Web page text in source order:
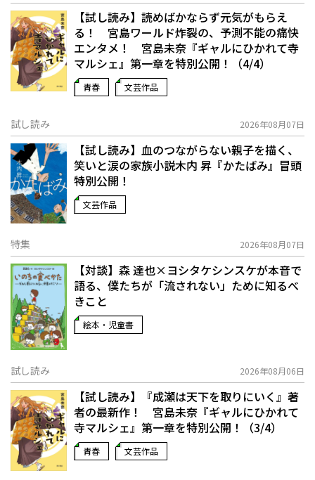
【試し読み】読めばかならず元気がもらえ
る！ 宮島ワールド炸裂の、予測不能の痛快
エンタメ！ 宮島未奈『ギャルにひかれて寺
マルシェ』第一章を特別公開！（4/4）
青春 文芸作品
試し読み 2026年08月07日
【試し読み】血のつながらない親子を描く、
笑いと涙の家族小説――木内 昇『かたばみ』冒頭
特別公開！
文芸作品
特集 2026年08月07日
【対談】森 達也×ヨシタケシンスケが本音で
語る、僕たちが「流されない」ために知るべ
きこと
絵本・児童書
試し読み 2026年08月06日
【試し読み】『成瀬は天下を取りにいく』著
者の最新作！ 宮島未奈『ギャルにひかれて
寺マルシェ』第一章を特別公開！（3/4）
青春 文芸作品